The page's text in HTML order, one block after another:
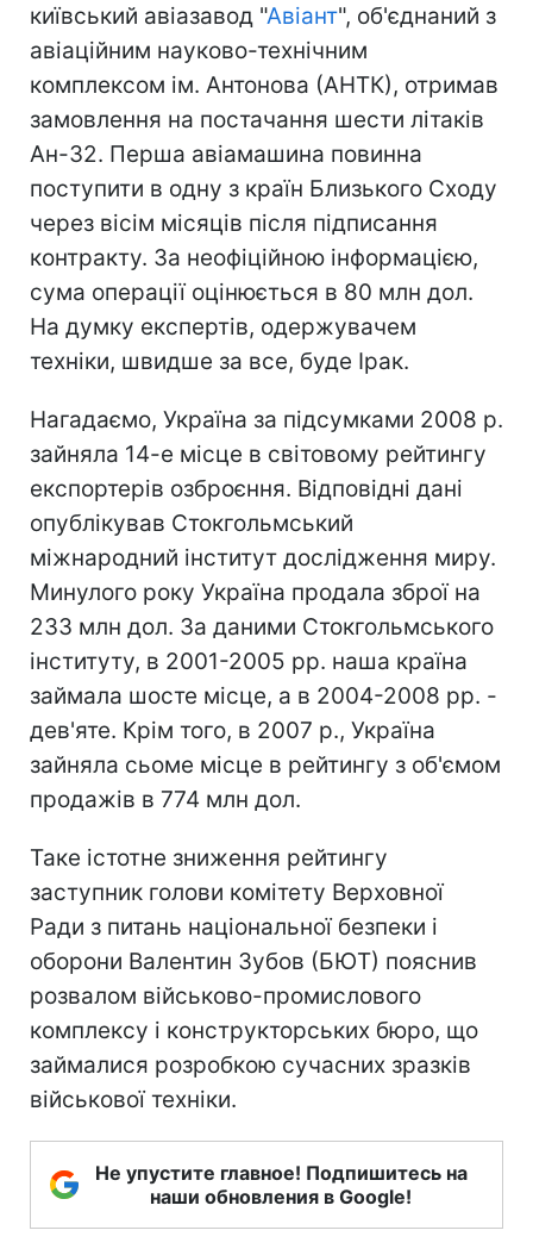
київський авіазавод "Авіант", об'єднаний з
авіаційним науково-технічним
комплексом ім. Антонова (АНТК), отримав
замовлення на постачання шести літаків
Ан-32. Перша авіамашина повинна
поступити в одну з країн Близького Сходу
через вісім місяців після підписання
контракту. За неофіційною інформацією,
сума операції оцінюється в 80 млн дол.
На думку експертів, одержувачем
техніки, швидше за все, буде Ірак.
Нагадаємо, Україна за підсумками 2008 р.
зайняла 14-е місце в світовому рейтингу
експортерів озброєння. Відповідні дані
опублікував Стокгольмський
міжнародний інститут дослідження миру.
Минулого року Україна продала зброї на
233 млн дол. За даними Стокгольмського
інституту, в 2001-2005 рр. наша країна
займала шосте місце, а в 2004-2008 рр. -
дев'яте. Крім того, в 2007 р., Україна
зайняла сьоме місце в рейтингу з об'ємом
продажів в 774 млн дол.
Таке істотне зниження рейтингу
заступник голови комітету Верховної
Ради з питань національної безпеки і
оборони Валентин Зубов (БЮТ) пояснив
розвалом військово-промислового
комплексу і конструкторських бюро, що
займалися розробкою сучасних зразків
військової техніки.
Не упустите главное! Подпишитесь на
наши обновления в Google!